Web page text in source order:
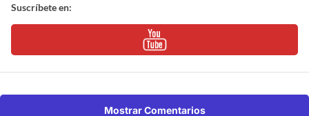
Suscríbete en:
Mostrar Comentarios